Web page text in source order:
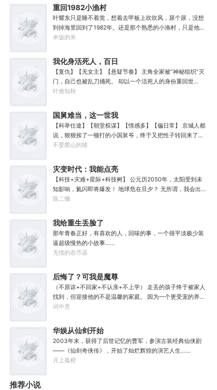
赠了一个加点系统。坏消息：没有系统说明也没有任务。李
颜记得自己穿越了，却只能接触某人某事时回忆起相关记
忆，甚至要毫无头绪地摸清加点系统规则。但无所谓，这
个“全能加点”系统主打一个练就有效，你付出的每一滴汗水
都将得到回报。人生重来一遭，弥补遗憾算甚？系统驱动着
煌。“没有什么能阻止我站在人类之巅了！”
重回1982小渔村
叶耀东只是睡不着觉，想着去甲板上吹吹风，尿个尿，没想
到掉海里回到了1982年。还是那个熟悉的小渔村，只是他已
经不是年轻时候的他了。混账了半辈子，这回他想好好来过
他也没什么大理想大志向，只想挽回遗憾，跟老婆好好过日
子，一家子平安喜乐就好。
米饭的米
我化身活死人，百日
复仇杀疯了
【复仇】【无女主】【悬疑节奏】 主角全家被“神秘组织”灭
门，自己也被乱刀捅死。 却以一个活死人的身份重回世
上。 他不怕痛，不怕冷，不需要呼吸，不需要进食……只剩
时100天，身体一点点腐朽。 每解决一个仇人，墙上多一个
血数字。
叶难知秋
国舅难当，这一世我
只想躺平
【科举仕途】【朝堂权谋】【情感多】【偏日常】 京城人都
说，狠狠挨了一顿打的小国舅爷，终于又把性子转回来了，
还考了个探花郎。 可没人知道，他不仅两世为人，更经历了
没有理解，上辈子自己怎么就失了神智，蠢到谋害自己的亲
外甥...
不爱爬山的猪
灾变时代：我能点亮
科技树
【科技+灾难+星际+科技树】 公元历2050年，太阳受到未
知影响，氦闪即将爆发！ 地球危在旦夕？ 无所谓，我会出
手！ 三体星系，比邻星文明即将入侵？ 无所谓，我会出
手！ …… 从可控核聚变开始，主角吕永昌开启人类文明星际
时代！
陈二懒
我给重生丢脸了
那年青春正好，有喜欢的人，回味的事，一个很平淡极少装
逼超级慢热的小故事……
无情的吞币器
后悔了？可我是魔尊
夺舍重生啊！
（不原谅+不回家+不认亲+不上学） 走丢的孩子终于被家人
找到，但迎接他的不是温馨的家庭。 因为一个更受宠的养子
代替了他。 处处被刁难，忍受不了无尽偏见的他结束了自己
的人生。 家人？何为家人？ 提供负面情绪供我修炼，亦或者
万魂幡里一聚吧！ 秦长生直接脱离家族，利用魔道手段疯狂
提升实力。 同时发现这养子竟是私生子。
词中意
华娱从仙剑开始
2003年末，获得了后世记忆的曹军，参演古装经典仙侠剧
——《仙剑奇侠传》，开始了灿烂辉煌的演艺人生……
月上孤橙
推荐小说